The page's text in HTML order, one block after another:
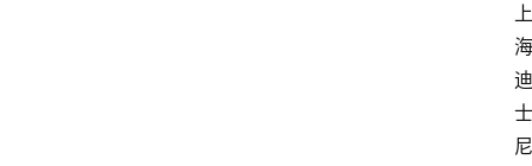
上
海
迪
士
尼